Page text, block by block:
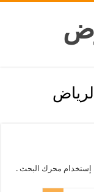
إستخدام محرك البحث .